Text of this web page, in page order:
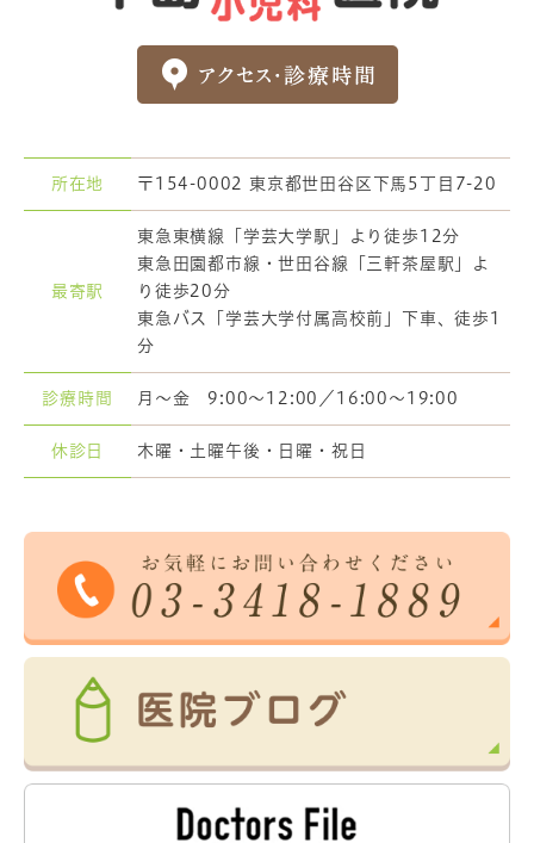
所在地 〒154-0002 東京都世田谷区下馬5丁目7-20
最寄駅
東急東横線「学芸大学駅」より徒歩12分
東急田園都市線・世田谷線「三軒茶屋駅」よ
り徒歩20分
東急バス「学芸大学付属高校前」下車、徒歩1
分
診療時間 月～金 9:00～12:00／ 16:00～19:00
休診日 木曜・土曜午後・日曜・祝日